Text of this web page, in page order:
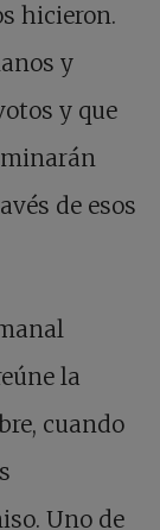
hicieron.
y
y que
de esos
la
cuando
Uno de